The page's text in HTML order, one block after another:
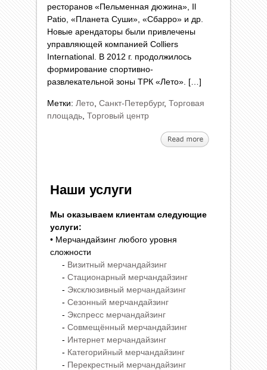
ресторанов «Пельменная дюжина», Il
Patio, «Планета Суши», «Сбарро» и др.
Новые арендаторы были привлечены
управляющей компанией Colliers
International. В 2012 г. продолжилось
формирование спортивно-
развлекательной зоны ТРК «Лето». […]
Метки: Лето Санкт-Петербург, Торговая
площадь Торговый центр
Наши услуги
Мы оказываем клиентам следующие
услуги:
• Мерчандайзинг любого уровня
сложности
- Визитный мерчандайзинг
- Стационарный мерчандайзинг
- Эксклюзивный мерчандайзинг
- Сезонный мерчандайзинг
- Экспресс мерчандайзинг
- Совмещённый мерчандайзинг
- Интернет мерчандайзинг
- Категорийный мерчандайзинг
- Перекрестный мерчандайзинг